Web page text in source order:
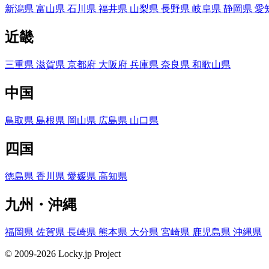
新潟県 富山県 石川県 福井県 山梨県 長野県 岐阜県 静岡県 愛
近畿
三重県 滋賀県 京都府 大阪府 兵庫県 奈良県 和歌山県
中国
鳥取県 島根県 岡山県 広島県 山口県
四国
徳島県 香川県 愛媛県 高知県
九州・沖縄
福岡県 佐賀県 長崎県 熊本県 大分県 宮崎県 鹿児島県 沖縄県
© 2009-2026 Locky.jp Project